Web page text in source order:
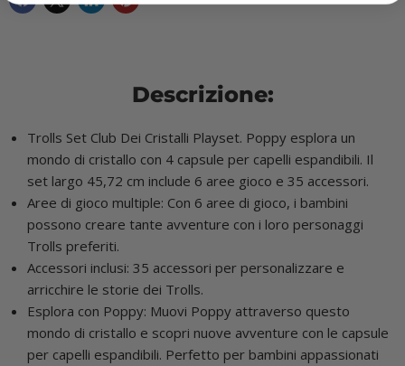
Descrizione:
Trolls Set Club Dei Cristalli Playset. Poppy esplora un
mondo di cristallo con 4 capsule per capelli espandibili. Il
set largo 45,72 cm include 6 aree gioco e 35 accessori.
Aree di gioco multiple: Con 6 aree di gioco, i bambini
possono creare tante avventure con i loro personaggi
Trolls preferiti.
Accessori inclusi: 35 accessori per personalizzare e
arricchire le storie dei Trolls.
Esplora con Poppy: Muovi Poppy attraverso questo
mondo di cristallo e scopri nuove avventure con le capsule
per capelli espandibili. Perfetto per bambini appassionati